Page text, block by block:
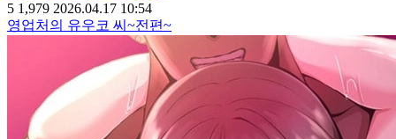
5 1,979 2026.04.17 10:54
영업처의 유우코 씨~전편~